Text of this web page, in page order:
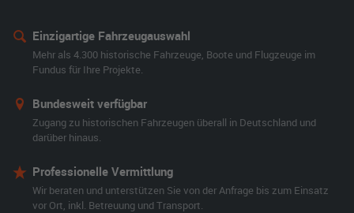
Einzigartige Fahrzeugauswahl
Mehr als 4.300 historische Fahrzeuge, Boote und Flugzeuge im
Fundus für Ihre Projekte.
Bundesweit verfügbar
Zugang zu historischen Fahrzeugen überall in Deutschland und
darüber hinaus.
Professionelle Vermittlung
Wir beraten und unterstützen Sie von der Anfrage bis zum Einsatz
vor Ort, inkl. Betreuung und Transport.